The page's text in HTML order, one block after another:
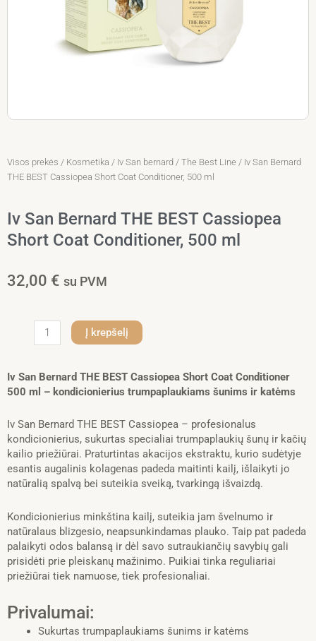
Visos prekės / Kosmetika / Iv San bernard / The Best Line / Iv San Bernard
THE BEST Cassiopea Short Coat Conditioner, 500 ml
Iv San Bernard THE BEST Cassiopea
Short Coat Conditioner, 500 ml
32,00 € su PVM
produkto
San
Bernard
Cassiopea
Short
Coat
Conditioner,
500
Į krepšelį
Iv San Bernard THE BEST Cassiopea Short Coat Conditioner
500 ml – kondicionierius trumpaplaukiams šunims ir katėms
Iv San Bernard THE BEST Cassiopea – profesionalus
kondicionierius, sukurtas specialiai trumpaplaukių šunų ir kačių
kailio priežiūrai. Praturtintas akacijos ekstraktu, kurio sudėtyje
esantis augalinis kolagenas padeda maitinti kailį, išlaikyti jo
natūralią spalvą bei suteikia sveiką, tvarkingą išvaizdą.
Kondicionierius minkština kailį, suteikia jam švelnumo ir
natūralaus blizgesio, neapsunkindamas plauko. Taip pat padeda
palaikyti odos balansą ir dėl savo sutraukiančių savybių gali
prisidėti prie pleiskanų mažinimo. Puikiai tinka reguliariai
priežiūrai tiek namuose, tiek profesionaliai.
Privalumai:
Sukurtas trumpaplaukiams šunims ir katėms